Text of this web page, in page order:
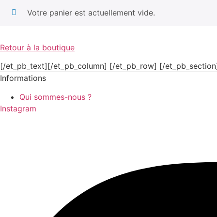
Votre panier est actuellement vide.
Retour à la boutique
[/et_pb_text][/et_pb_column] [/et_pb_row] [/
Informations
Qui sommes-nous ?
Instagram